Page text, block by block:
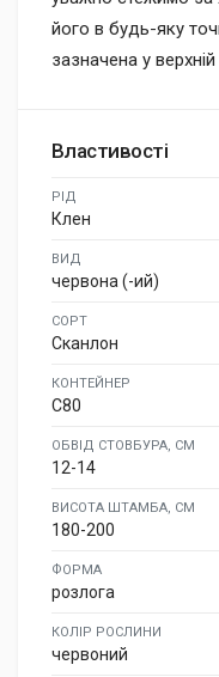
його в будь-яку
зазначена у верхній
Властивості
РІД
Клен
ВИД
червона (-ий)
СОРТ
Сканлон
КОНТЕЙНЕР
C80
ОБВІД СТОВБУРА, СМ
12-14
ВИСОТА ШТАМБА, СМ
180-200
ФОРМА
розлога
КОЛІР РОСЛИНИ
червоний